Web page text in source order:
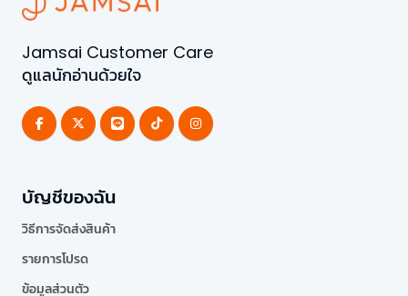
Jamsai Customer Care
ดูแลนักอ่านด้วยใจ
บัญชีของฉัน
วิธีการจัดส่งสินค้า
รายการโปรด
ข้อมูลส่วนตัว